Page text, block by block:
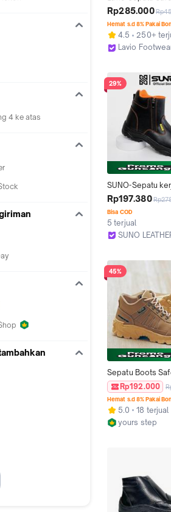
4 ke atas
Pria Wanita
Boots Hitam
Resleting Ujung
Rp285.000
Hemat s.d 8% Pakai
4.5
250+
Lavio
29%
SUNO-Sepatu
Boots Resleting
pria dan wanita
Rp197.380
Bisa COD
5 terjual
SUNO
45%
Sepatu Boots
Yoursstep
Resleting
Shoes Kerja Besi
Rp192.000
Hemat s.d 8% Pakai
5.0
18 terjual
yours step